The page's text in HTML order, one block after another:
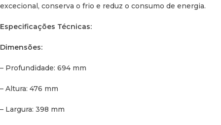
Desempenho:
– Refrigerante: R134a
– GWP: 1430
– Quantidade de Refrigerante: 42 g
– Equivalente de CO2: 0,06 t
– Consumo Médio de Energia AC (EN62552): 0,22 kWh/24h
excecional, conserva o frio e reduz o consumo de energia.
Especificações Técnicas:
Dimensões:
– Profundidade: 694 mm
– Altura: 476 mm
– Largura: 398 mm